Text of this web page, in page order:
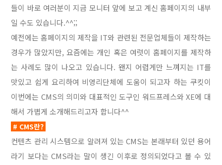
들이 바로 여러분이 지금 모니터 앞에 보고 계신 홈페이지의 내부
일 수도 있습니다.^^;;
예전에는 홈페이지의 제작을 IT와 관련된 전문업체들이 제작하는
경우가 많았지만, 요즘에는 개인 혹은 여럿이 홈페이지를 제작하
는 사례도 많이 나오고 있습니다. 왠지 어렵게만 느껴지는 IT를
맛있고 쉽게 요리하여 비영리단체에 도움이 되고자 하는 쿠킷이
이번에는 CMS의 의미와 대표적인 도구인 워드프레스와 XE에 대
해서 가볍게 소개해드리고자 합니다^^
# CMS란?
컨텐츠 관리 시스템으로 알려져 있는 CMS는 본래부터 있던 용어
라기 보다는 CMS라는 말이 생긴 이후로 정의되었다고 볼 수 있